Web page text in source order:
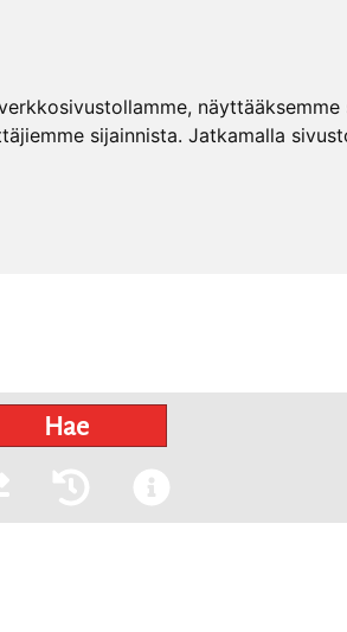
sijainnista. Jatkamalla
Hae